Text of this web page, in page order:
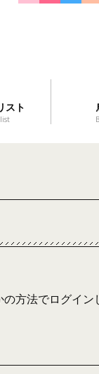
スト
方法でログイン